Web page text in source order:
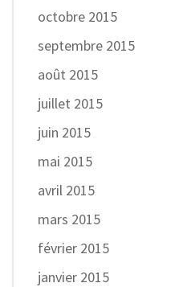
octobre 2015
septembre 2015
août 2015
juillet 2015
juin 2015
mai 2015
avril 2015
mars 2015
février 2015
janvier 2015